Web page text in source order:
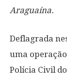
Araguaína.
Deflagrada
uma
Polícia Civil